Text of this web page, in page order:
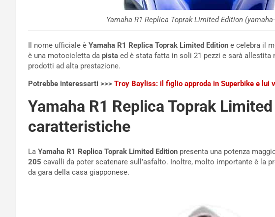
Yamaha R1 Replica Toprak Limited Edition
Il nome ufficiale è Yamaha R1 Replica Toprak Limited Edition e celebra il
è una motocicletta da pista ed è stata fatta in soli 21 pezzi e sarà allestita
prodotti ad alta prestazione.
Potrebbe interessarti >>> Troy Bayliss: il figlio approda in Superbike e lui
Yamaha R1 Replica Toprak
caratteristiche
La Yamaha R1 Replica Toprak Limited Edition presenta una potenza
205 cavalli da poter scatenare sull’asfalto. Inoltre, molto importante è la
da gara della casa giapponese.